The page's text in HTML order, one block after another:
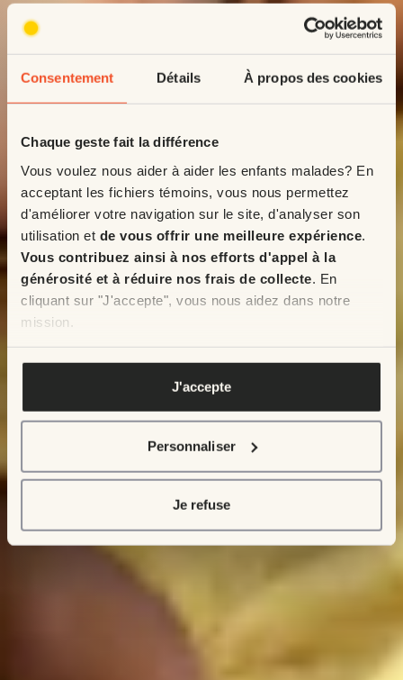
Consentement Détails À propos des cookies
Chaque geste fait la différence
Vous voulez nous aider à aider les enfants malades? En
acceptant les fichiers témoins, vous nous permettez
d'améliorer votre navigation sur le site, d'analyser son
utilisation et de vous offrir une meilleure expérience
Vous contribuez ainsi à nos efforts d'appel à la
générosité et à réduire nos frais de collecte . En
cliquant sur "J'accepte", vous nous aidez dans notre
mission.
Pour en savoir plus, veuillez voir notrepolitique de
J'accepte
Personnaliser
Je refuse